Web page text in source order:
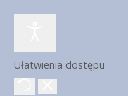
Ułatwienia dostępu